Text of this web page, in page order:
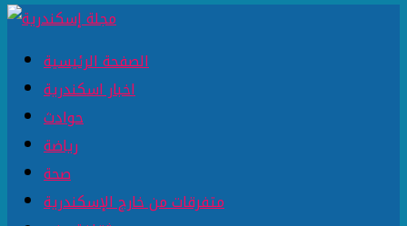
الصفحة الرئيسية
اخبار اسكندرية
حوادث
رياضة
صحة
متفرقات من خارج الإسكندرية